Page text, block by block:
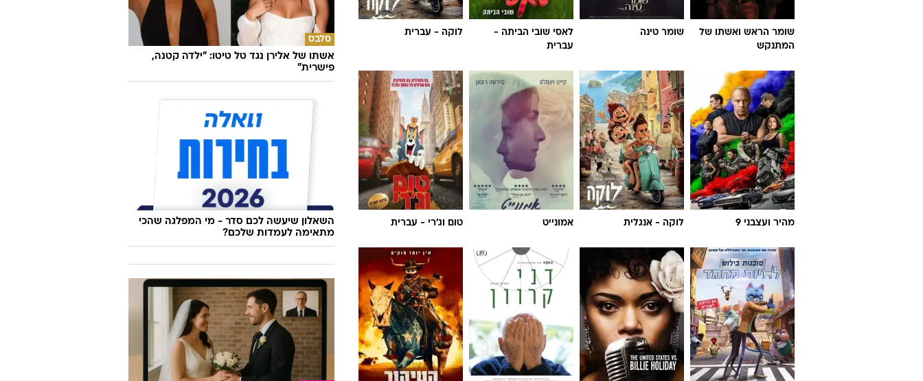
שומר הראש ואשתו של
המתנקש
שומר טינה
לאסי שובי הביתה -
עברית
לוקה - עברית
מהיר ועצבני 9 לוקה - אנגלית אמונייט טום וג'רי - עברית
סלבס
אשתו של אלירן נגד טל טיטו: "ילדה קטנה,
פישרית"
השאלון שיעשה לכם סדר - מי המפלגה שהכי
מתאימה לעמדות שלכם?